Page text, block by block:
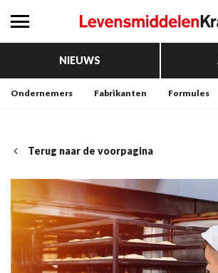
NIEUWS
Ondernemers Fabrikanten Formules
Terug naar de voorpagina